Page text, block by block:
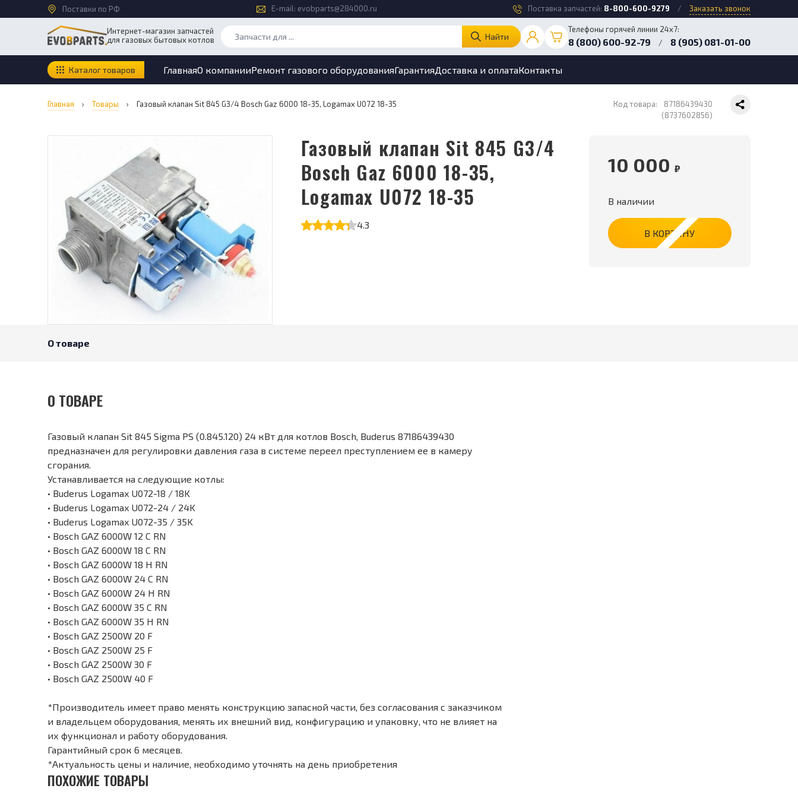
Поставки по РФ E-mail: evobparts@284000.ru Поставка запчастей: 8-800-600-9279 / Заказать звонок
Интернет-магазин запчастей
для газовых бытовых котлов
Найти
Телефоны горячей линии 24х7:
8 (800) 600-92-79 / 8 (905) 081-01-00
Каталог товаров ГлавнаяО компанииРемонт газового оборудованияГарантияДоставка и оплатаКонтакты
Главная › Товары › Газовый клапан Sit 845 G3/4 Bosch Gaz 6000 18-35, Logamax U072 18-35 Код товара:
87186439430
(8737602856)
Газовый клапан Sit 845 G3/4
Bosch Gaz 6000 18-35,
Logamax U072 18-35
4.3
10 000 ₽
В наличии
В КОРЗИНУ
О товаре
О ТОВАРЕ
Газовый клапан Sit 845 Sigma PS (0.845.120) 24 кВт для котлов Bosch, Buderus 87186439430
предназначен для регулировки давления газа в системе переел преступлением ее в камеру
сгорания.
Устанавливается на следующие котлы:
• Buderus Logamax U072-18 / 18K
• Buderus Logamax U072-24 / 24K
• Buderus Logamax U072-35 / 35K
• Bosch GAZ 6000W 12 С RN
• Bosch GAZ 6000W 18 C RN
• Bosch GAZ 6000W 18 H RN
• Bosch GAZ 6000W 24 C RN
• Bosch GAZ 6000W 24 H RN
• Bosch GAZ 6000W 35 C RN
• Bosch GAZ 6000W 35 H RN
• Bosch GAZ 2500W 20 F
• Bosch GAZ 2500W 25 F
• Bosch GAZ 2500W 30 F
• Bosch GAZ 2500W 40 F
*Производитель имеет право менять конструкцию запасной части, без согласования с заказчиком
и владельцем оборудования, менять их внешний вид, конфигурацию и упаковку, что не влияет на
их функционал и работу оборудования.
Гарантийный срок 6 месяцев.
*Актуальность цены и наличие, необходимо уточнять на день приобретения
ПОХОЖИЕ ТОВАРЫ